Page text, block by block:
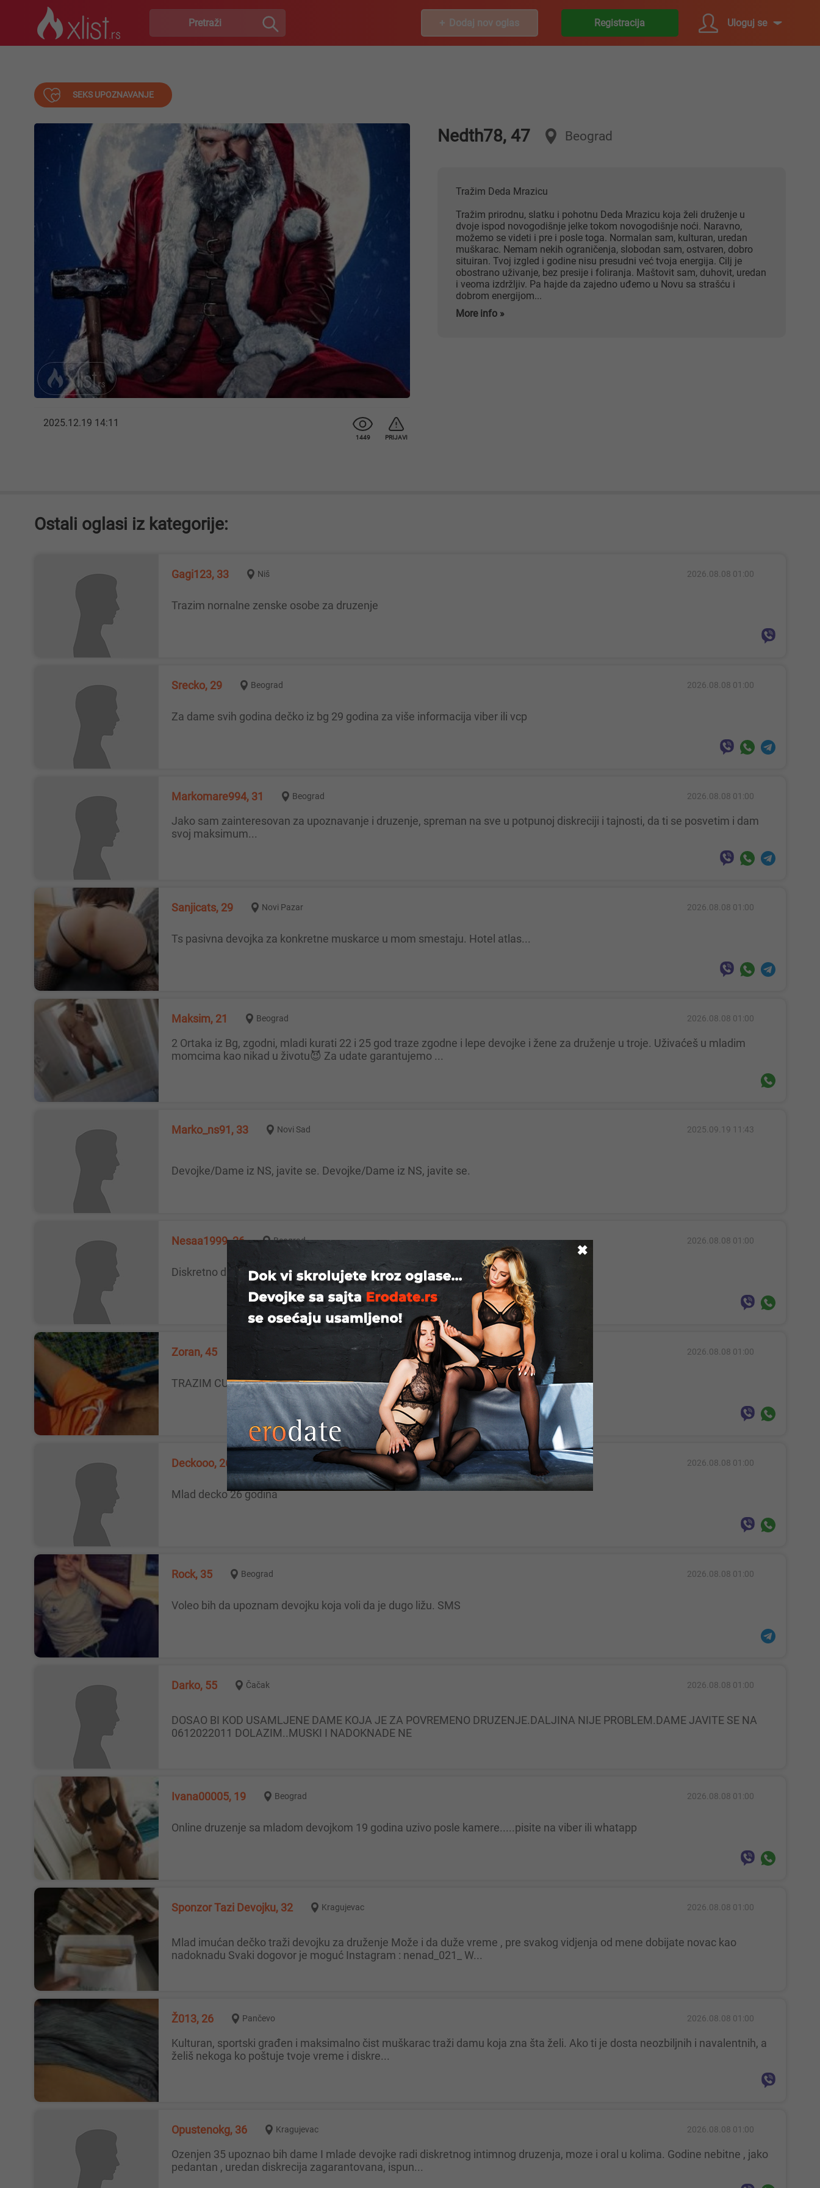
Dodaj nov oglas Registracija Uloguj se
SEKS UPOZNAVANJE
2025.12.19 14:11
1449 PRIJAVI
Nedth78, 47 Beograd
Tražim Deda Mrazicu
Tražim prirodnu, slatku i pohotnu Deda Mrazicu koja želi druženje u
dvoje ispod novogodišnje jelke tokom novogodišnje noći. Naravno,
možemo se videti i pre i posle toga. Normalan sam, kulturan, uredan
muškarac. Nemam nekih ograničenja, slobodan sam, ostvaren, dobro
situiran. Tvoj izgled i godine nisu presudni već tvoja energija. Cilj je
obostrano uživanje, bez presije i foliranja. Maštovit sam, duhovit, uredan
i veoma izdržljiv. Pa hajde da zajedno uđemo u Novu sa strašću i
dobrom energijom...
More info »
Ostali oglasi iz kategorije:
Gagi123, 33 Niš 2026.08.08 01:00
Trazim nornalne zenske osobe za druzenje
Srecko, 29 Beograd 2026.08.08 01:00
Za dame svih godina dečko iz bg 29 godina za više informacija viber ili vcp
Markomare994, 31 Beograd 2026.08.08 01:00
Jako sam zainteresovan za upoznavanje i druzenje, spreman na sve u potpunoj diskreciji i tajnosti, da ti se posvetim i dam
svoj maksimum...
Sanjicats, 29 Novi Pazar 2026.08.08 01:00
Ts pasivna devojka za konkretne muskarce u mom smestaju. Hotel atlas...
Maksim, 21 Beograd 2026.08.08 01:00
2 Ortaka iz Bg, zgodni, mladi kurati 22 i 25 god traze zgodne i lepe devojke i žene za druženje u troje. Uživaćeš u mladim
momcima kao nikad u životu😈 Za udate garantujemo ...
marko_ns91, 33 Novi Sad 2025.09.19 11:43
Devojke/Dame iz NS, javite se. Devojke/Dame iz NS, javite se.
Nesaa1999, 26 Beograd 2026.08.08 01:00
diskretno druzenje za devojke,mame,udate koje vole zabavno druzenje bg
Zoran, 45 2026.08.08 01:00
TRAZIM CURE ZENE ZA DRUZENJE PROVOD MASIRANJE. TEL 063 8 153 517
Deckooo, 26 Jagodina 2026.08.08 01:00
Mlad decko 26 godina
Rock, 35 Beograd 2026.08.08 01:00
Voleo bih da upoznam devojku koja voli da je dugo ližu. SMS
Darko, 55 Čačak 2026.08.08 01:00
DOSAO BI KOD USAMLJENE DAME KOJA JE ZA POVREMENO DRUZENJE.DALJINA NIJE PROBLEM.DAME JAVITE SE NA
0612022011 DOLAZIM..MUSKI I NADOKNADE NE
Ivana00005, 19 Beograd 2026.08.08 01:00
Online druzenje sa mladom devojkom 19 godina uzivo posle kamere.....pisite na viber ili whatapp
Sponzor Tazi Devojku, 32 Kragujevac 2026.08.08 01:00
Mlad imućan dečko traži devojku za druženje Može i da duže vreme , pre svakog vidjenja od mene dobijate novac kao
nadoknadu Svaki dogovor je moguć Instagram : nenad_021_ W...
Ž013, 26 Pančevo 2026.08.08 01:00
Kulturan, sportski građen i maksimalno čist muškarac traži damu koja zna šta želi. Ako ti je dosta neozbiljnih i navalentnih, a
želiš nekoga ko poštuje tvoje vreme i diskre...
Opustenokg, 36 Kragujevac 2026.08.08 01:00
ozenjen 35 upoznao bih dame I mlade devojke radi diskretnog intimnog druzenja, moze i oral u kolima. Godine nebitne , jako
pedantan , uredan diskrecija zagarantovana, ispun...
✖